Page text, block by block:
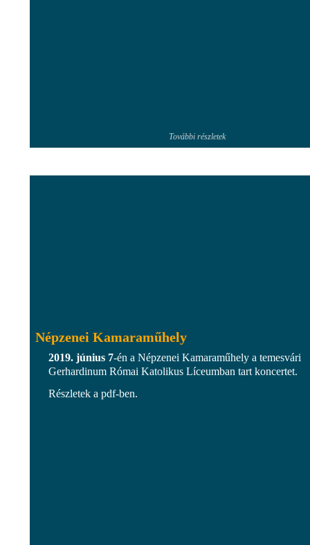
További részletek
Népzenei Kamaraműhely
2019. június 7-én a Népzenei Kamaraműhely a temesvári
Gerhardinum Római Katolikus Líceumban tart koncertet.
Részletek a pdf-ben.